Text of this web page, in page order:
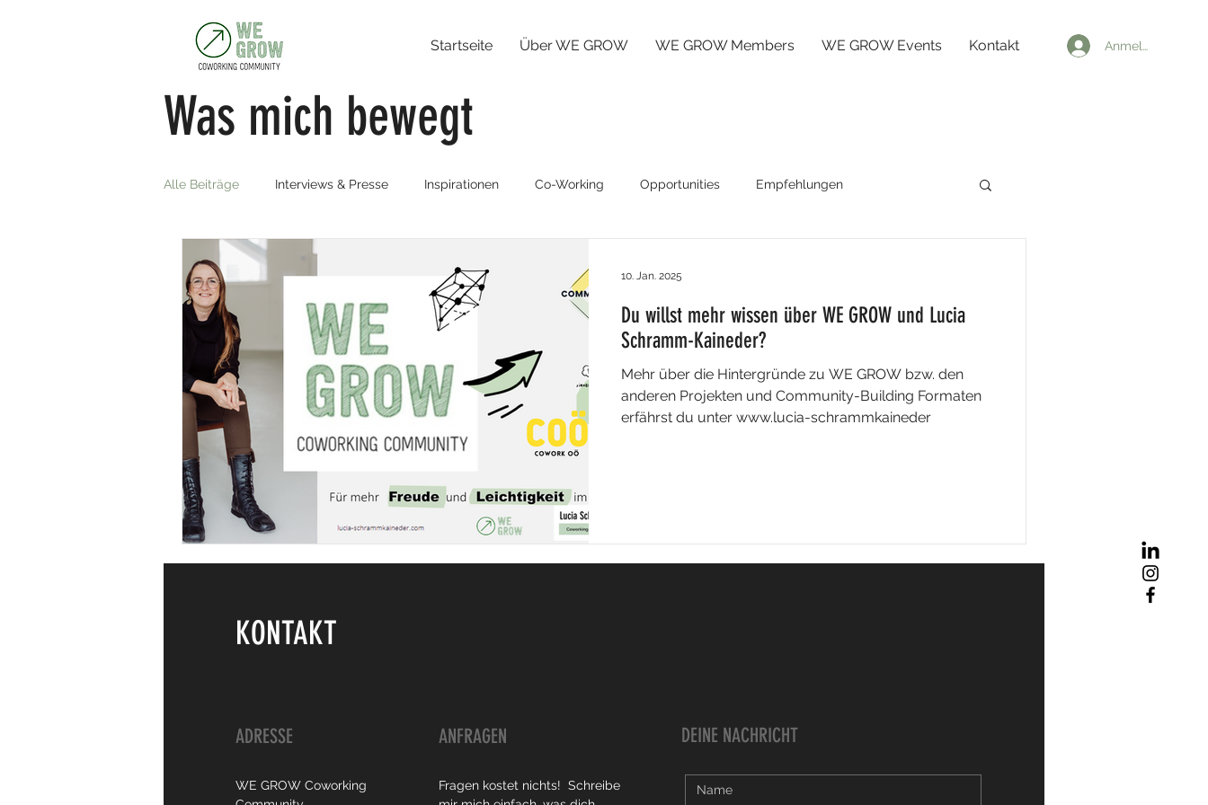
Startseite Über WE GROW WE GROW Members WE GROW Events Kontakt Anmelden
Was mich bewegt
Alle Beiträge Interviews & Presse Inspirationen Co-Working Opportunities Empfehlungen
Trending Topics
Du willst mehr wissen über WE GROW und Lucia
Schramm-Kaineder?
Mehr über die Hintergründe zu WE GROW bzw. den
anderen Projekten und Community-Building Formaten
erfährst du unter www.lucia-schrammkaineder
10. Jan. 2025
KONTAKT
ADRESSE ANFRAGEN
WE GROW Coworking
Fragen kostet nichts! Schreibe
DEINE NACHRICHT